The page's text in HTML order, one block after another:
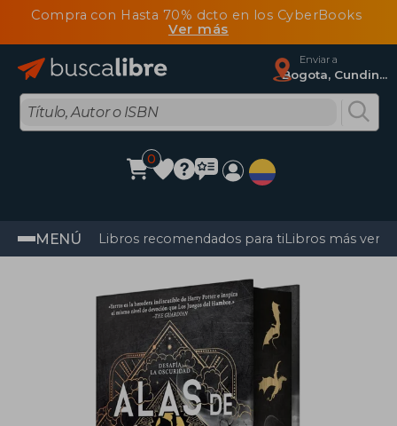
Compra con Hasta 70% dcto en los CyberBooks
Ver más
Enviar a
Bogota, Cundinamarca
0
MENÚ Libros recomendados para tiLibros más